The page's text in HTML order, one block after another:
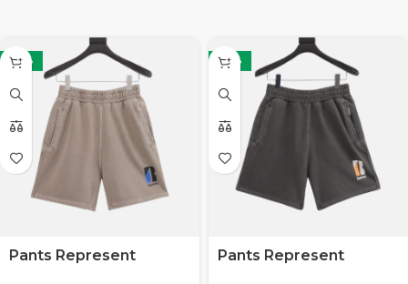
-35%
Pants Represent
-35%
Pants Represent